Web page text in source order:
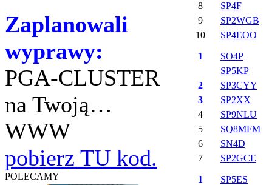
Zaplanowali
wyprawy:
PGA-CLUSTER
na Twoją…
WWW
pobierz TU kod.
POLECAMY
8
SP4F
9
SP2WGB
10
SP4EOO
1
SO4P
SP5KP
2
SP3CYY
3
SP2XX
4
SP9NLU
5
SQ8MFM
6
SN4D
7
SP2GCE
1
SP5ES